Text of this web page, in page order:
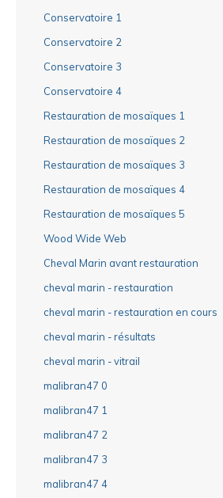
Conservatoire 1
Conservatoire 2
Conservatoire 3
Conservatoire 4
Restauration de mosaïques 1
Restauration de mosaïques 2
Restauration de mosaïques 3
Restauration de mosaïques 4
Restauration de mosaïques 5
Wood Wide Web
Cheval Marin avant restauration
cheval marin - restauration
cheval marin - restauration en cours
cheval marin - résultats
cheval marin - vitrail
malibran47 0
malibran47 1
malibran47 2
malibran47 3
malibran47 4